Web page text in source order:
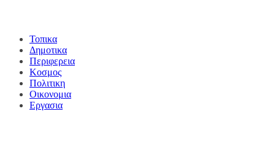
Τοπικα
Δημοτικα
Περιφερεια
Κοσμος
Πολιτικη
Οικονομια
Εργασια